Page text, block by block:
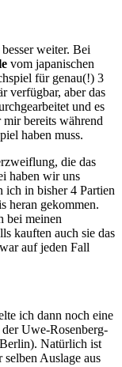
weiter. Bei
vom japanischen
für genau(!) 3
verfügbar, aber das
und es
bereits während
haben muss.
die das
haben wir uns
ich in bisher 4 Partien
heran gekommen.
bei meinen
kauften auch sie das
war auf jeden Fall
ich dann noch eine
Uwe-Rosenberg-
Natürlich ist
Auslage aus